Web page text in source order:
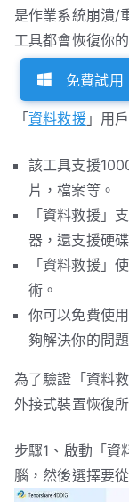
是作業系統崩潰/
工具都會恢復你
免費試用
「資料救援」用
該工具支援
片，檔案等。
「資料救援」
器，還支援硬
「資料救援」
術。
你可以免費使
夠解決你的問題
為了驗證「資料
外接式裝置恢復
步驟1、啟動「資
腦，然後選擇要